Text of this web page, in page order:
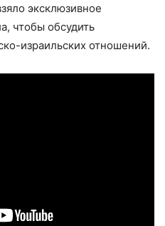
эксклюзивное
чтобы обсудить
израильских отношений.